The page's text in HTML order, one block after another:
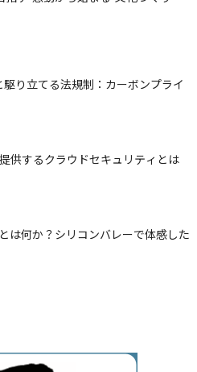
り立てる法規制：カーボンプライ
供するクラウドセキュリティとは
は何か？シリコンバレーで体感した